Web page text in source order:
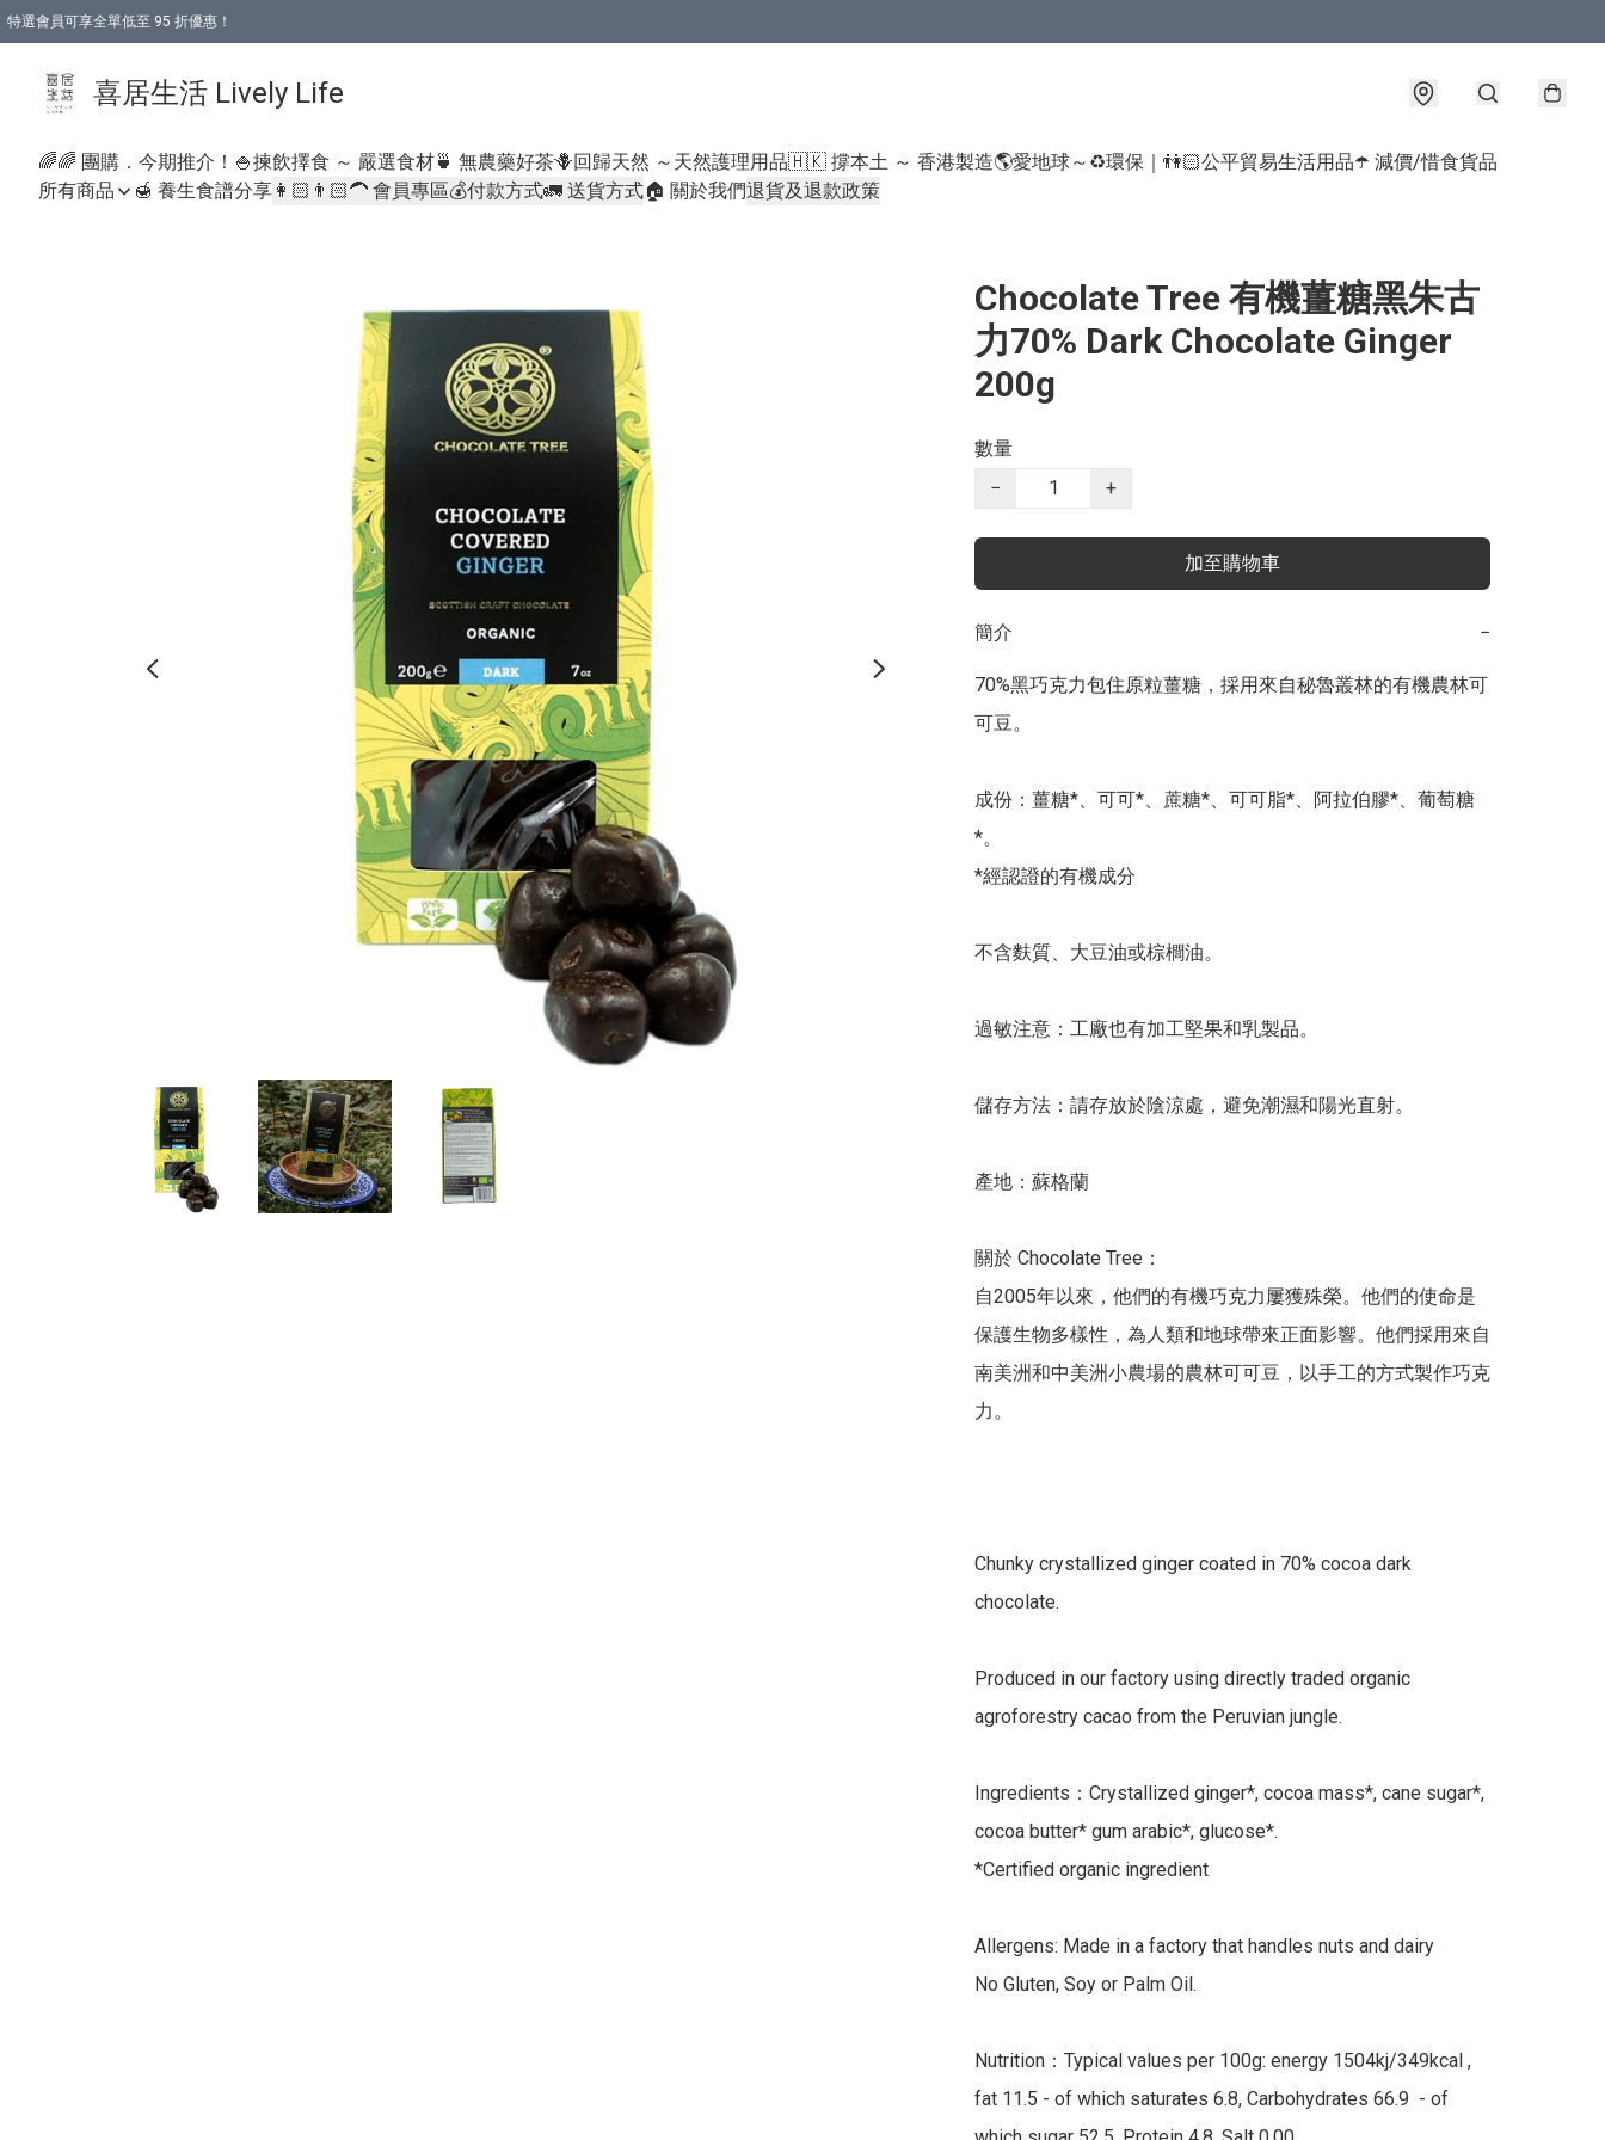
特選會員可享全單低至 95 折優惠！
喜居生活 Lively Life
🌈🌈 團購．今期推介！ 🍚揀飲擇食 ～ 嚴選食材🍵 無農藥好茶🪻回歸天然 ～天然護理用品🇭🇰 撐本土 ～ 香港製造🌎愛地球～♻️環保｜👫🏻公平貿易生活用品☂️ 減價/惜食貨品
所有商品
🍯 養生食譜分享 👩🏻👨🏻‍🦱 會員專區💰付款方式🚛 送貨方式🏠 關於我們退貨及退款政策
Chocolate Tree 有機薑糖黑朱古
力70% Dark Chocolate Ginger
200g
數量
−
+
加至購物車
簡介 −
70%黑巧克力包住原粒薑糖，採用來自秘魯叢林的有機農林可
可豆。
成份：薑糖*、可可*、蔗糖*、可可脂*、阿拉伯膠*、葡萄糖
*。
*經認證的有機成分
不含麩質、大豆油或棕櫚油。
過敏注意：工廠也有加工堅果和乳製品。
儲存方法：請存放於陰涼處，避免潮濕和陽光直射。
產地：蘇格蘭
關於 Chocolate Tree：
自2005年以來，他們的有機巧克力屢獲殊榮。他們的使命是
保護生物多樣性，為人類和地球帶來正面影響。他們採用來自
南美洲和中美洲小農場的農林可可豆，以手工的方式製作巧克
力。
Chunky crystallized ginger coated in 70% cocoa dark
chocolate.
Produced in our factory using directly traded organic
agroforestry cacao from the Peruvian jungle.
Ingredients：Crystallized ginger*, cocoa mass*, cane sugar*,
cocoa butter* gum arabic*, glucose*.
*Certified organic ingredient
Allergens: Made in a factory that handles nuts and dairy
No Gluten, Soy or Palm Oil.
Nutrition：Typical values per 100g: energy 1504kj/349kcal ,
fat 11.5 - of which saturates 6.8, Carbohydrates 66.9  - of